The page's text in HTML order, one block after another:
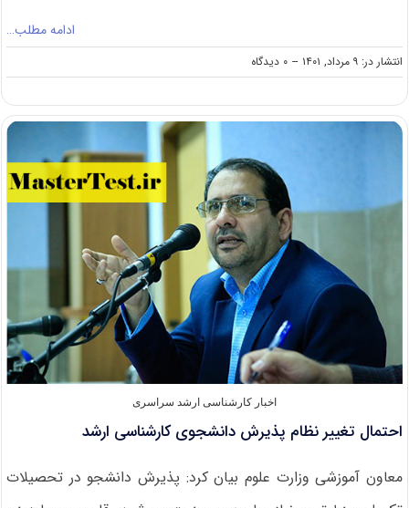
ادامه مطلب…
انتشار در: ۹ مرداد, ۱۴۰۱ -- ۰ دیدگاه
on
اعلام
آزمون
دانشگاه
ها
از
نیمه
دوم
شهریور
اخبار کارشناسی ارشد سراسری
احتمال تغییر نظام پذیرش دانشجوی کارشناسی ارشد
معاون آموزشی وزارت علوم بیان کرد: پذیرش دانشجو در تحصیلات